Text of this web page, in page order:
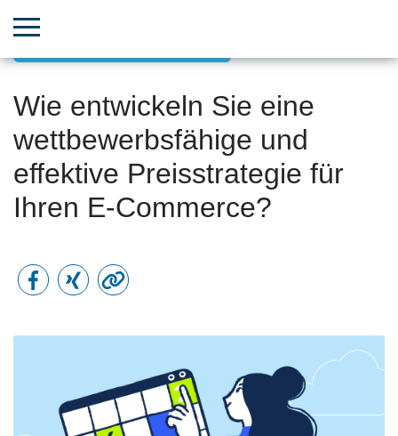
Wie entwickeln Sie eine
wettbewerbsfähige und
effektive Preisstrategie für
Ihren E-Commerce?